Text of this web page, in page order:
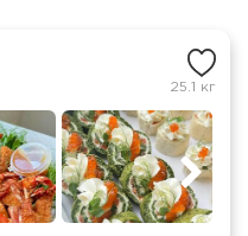
25.1 кг